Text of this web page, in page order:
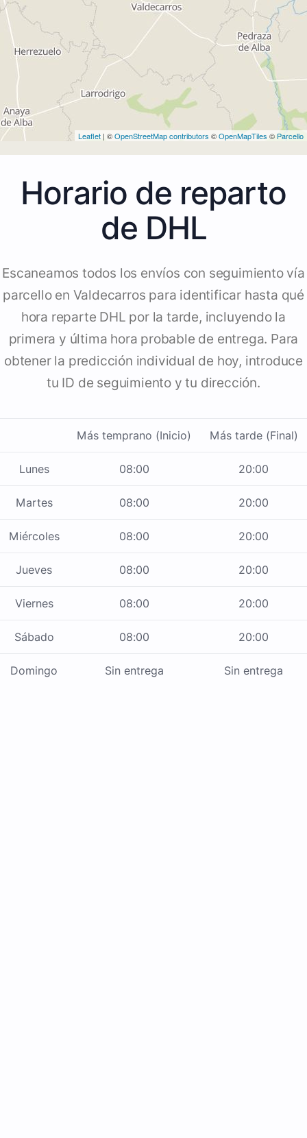
Leaflet | ©OpenStreetMap contributors ©OpenMapTiles © Parcello
Horario de reparto
de DHL
Escaneamos todos los envíos con seguimiento vía
parcello en Valdecarros para identificar hasta qué
hora reparte DHL por la tarde, incluyendo la
primera y última hora probable de entrega. Para
obtener la predicción individual de hoy, introduce
tu ID de seguimiento y tu dirección.
Más temprano (Inicio) Más tarde (Final)
Lunes 08:00 20:00
Martes 08:00 20:00
Miércoles 08:00 20:00
Jueves 08:00 20:00
Viernes 08:00 20:00
Sábado 08:00 20:00
Domingo Sin entrega Sin entrega